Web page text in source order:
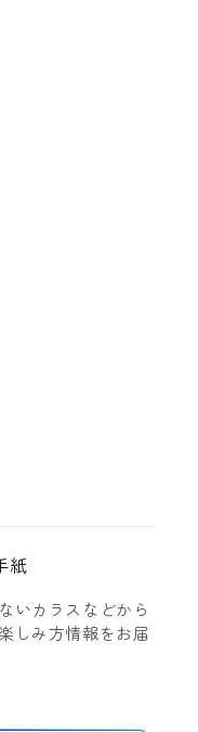
紙
いカラスなどから
しみ方情報をお届